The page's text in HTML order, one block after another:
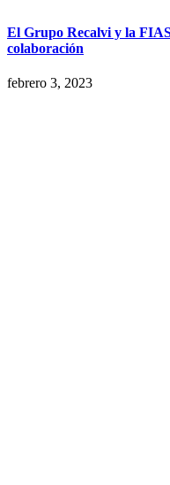
El Grupo Recalvi y la
colaboración
febrero 3, 2023